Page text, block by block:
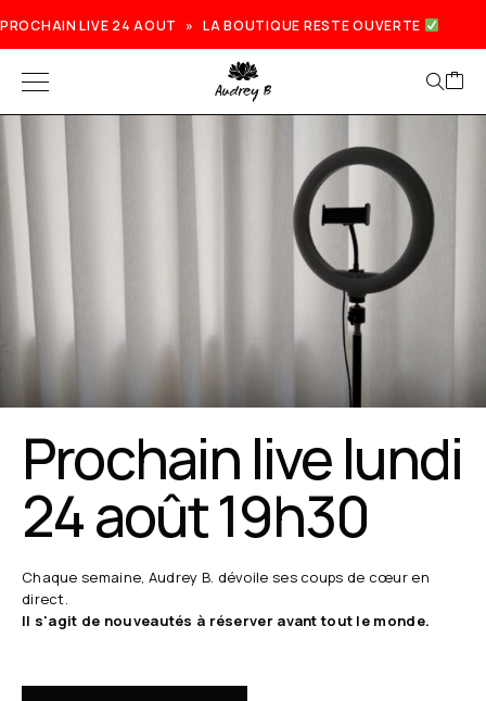
PROCHAIN LIVE 24 AOUT » LA BOUTIQUE RESTE OUVERTE
Prochain live lundi
24 août 19h30
Chaque semaine, Audrey B. dévoile ses coups de cœur en
direct.
Il s'agit de nouveautés à réserver avant tout le monde.